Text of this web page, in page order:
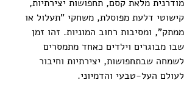
מודרנית מלאת קסם, תחפושות יצירתיות,
קישוטי דלעת מפוסלת, משחקי "תעלול או
ממתק", ומסיבות רחוב המוניות. זהו זמן
שבו מבוגרים וילדים כאחד מתמסרים
לשמחה שבתחפושות, יצירתיות וחיבור
לעולם העל-טבעי והדמיוני.